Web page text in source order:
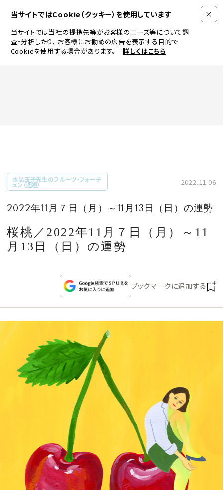
当サイトではCookie（クッキー）を使用しています
当サイトでは当社の提携先等がお客様のニーズ等について調
査・分析したり、 お客様にお勧めの広告を表示する目的で
Cookieを使用する場合があります。
詳しくはこちら
JEWELRY & WATCH
CULTURE
COLLECTION
WEDDING
FORTUNE
SDGs
会員登録
Log in or Sign up
水晶玉子先生のフルーツ・フォーチ
ュン（週運） 2022.11.06
2022年11月７日（月）～11月13日（日）の運勢
桜桃／2022年11月７日（月）～11
月13日（日）の運勢
ブックマークに追加する